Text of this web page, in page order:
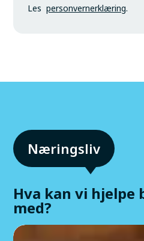
Lespersonvernerklæring.
Hva kan vi hjelpe
med?